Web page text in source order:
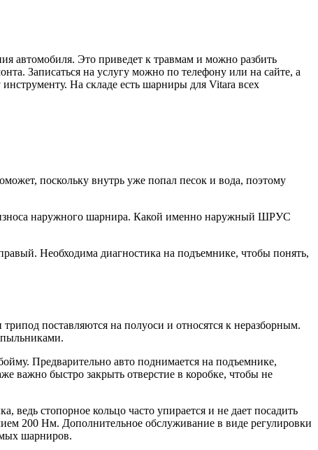
автомобиля. Это приведет к травмам и можно разбить
Записаться на услугу можно по телефону или на сайте, а
На складе есть шарниры для Vitara всех
поскольку внутрь уже попал песок и вода, поэтому
наружного шарнира. Какой именно наружный ШРУС
Необходима диагностика на подъемнике, чтобы понять,
поставляются на полуоси и относятся к неразборным.
Предварительно авто поднимается на подъемнике,
важно быстро закрыть отверстие в коробке, чтобы не
стопорное кольцо часто упирается и не дает посадить
200 Нм. Дополнительное обслуживание в виде регулировки
шарниров.